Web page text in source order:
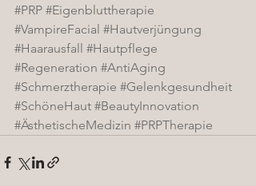
#PRP #Eigenbluttherapie
#VampireFacial #Hautverjüngung
#Haarausfall
#Hautpflege
#Regeneration #AntiAging
#Schmerztherapie #Gelenkgesundheit
#SchöneHaut #BeautyInnovation
#ÄsthetischeMedizin #PRPTherapie